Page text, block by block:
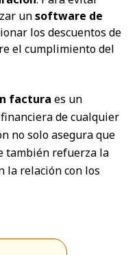
unsoftware de
los descuentos de
el cumplimiento del
factura es un
de cualquier
no solo asegura que
también refuerza la
la relación con los